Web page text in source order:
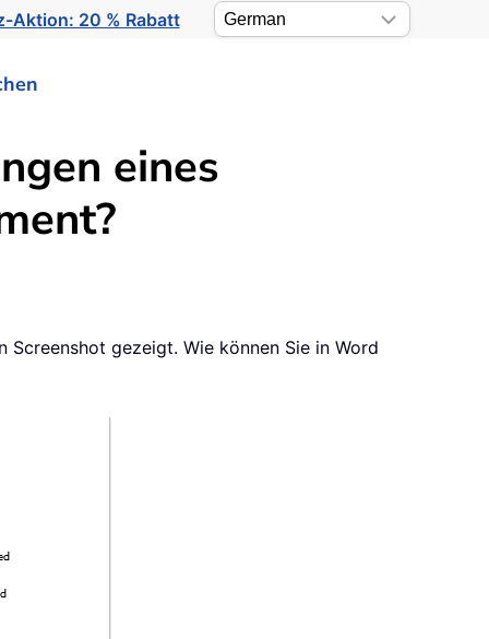
Aktion: 20 % Rabatt
eines
gezeigt. Wie können Sie in Word